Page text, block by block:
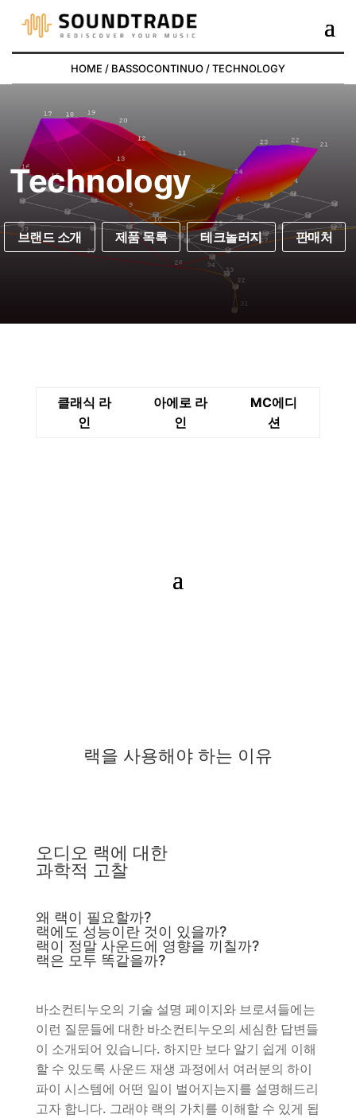
HOME / BASSOCONTINUO / TECHNOLOGY
Technology
브랜드 소개 제품 목록 테크놀러지 판매처
클래식 라
인
아에로 라
인
MC에디
션
랙을 사용해야 하는 이유
오디오 랙에 대한
과학적 고찰
왜 랙이 필요할까?
랙에도 성능이란 것이 있을까?
랙이 정말 사운드에 영향을 끼칠까?
랙은 모두 똑같을까?
바소컨티누오의 기술 설명 페이지와 브로셔들에는
이런 질문들에 대한 바소컨티누오의 세심한 답변들
이 소개되어 있습니다. 하지만 보다 알기 쉽게 이해
할 수 있도록 사운드 재생 과정에서 여러분의 하이
파이 시스템에 어떤 일이 벌어지는지를 설명해드리
고자 합니다. 그래야 랙의 가치를 이해할 수 있게 됩